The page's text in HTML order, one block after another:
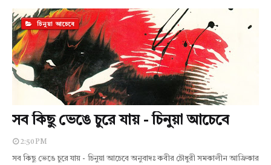
চিনুয়া আচেবে
সব কিছু ভেঙে চুরে যায় - চিনুয়া আচেবে
2:50 PM
সব কিছু ভেঙে চুরে যায় - চিনুয়া আচেবে অনুবাদঃ কবীর চৌধুরী সমকালীন আফ্রিকার